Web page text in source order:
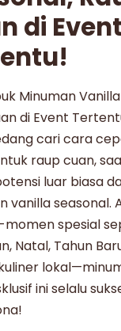
di Event
Minuman
di Event
cari cara
raup cuan,
luar biasa
vanilla seasonal.
spesial
Natal, Tahun
ini selalu